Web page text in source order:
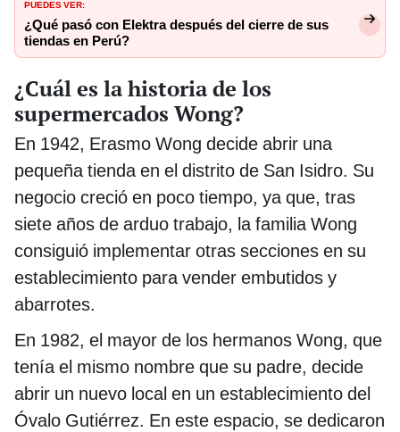
PUEDES VER:
¿Qué pasó con Elektra después del cierre de sus
tiendas en Perú?
¿Cuál es la historia de los
supermercados Wong?
En 1942, Erasmo Wong decide abrir una
pequeña tienda en el distrito de San Isidro. Su
negocio creció en poco tiempo, ya que, tras
siete años de arduo trabajo, la familia Wong
consiguió implementar otras secciones en su
establecimiento para vender embutidos y
abarrotes.
En 1982, el mayor de los hermanos Wong, que
tenía el mismo nombre que su padre, decide
abrir un nuevo local en un establecimiento del
Óvalo Gutiérrez. En este espacio, se dedicaron